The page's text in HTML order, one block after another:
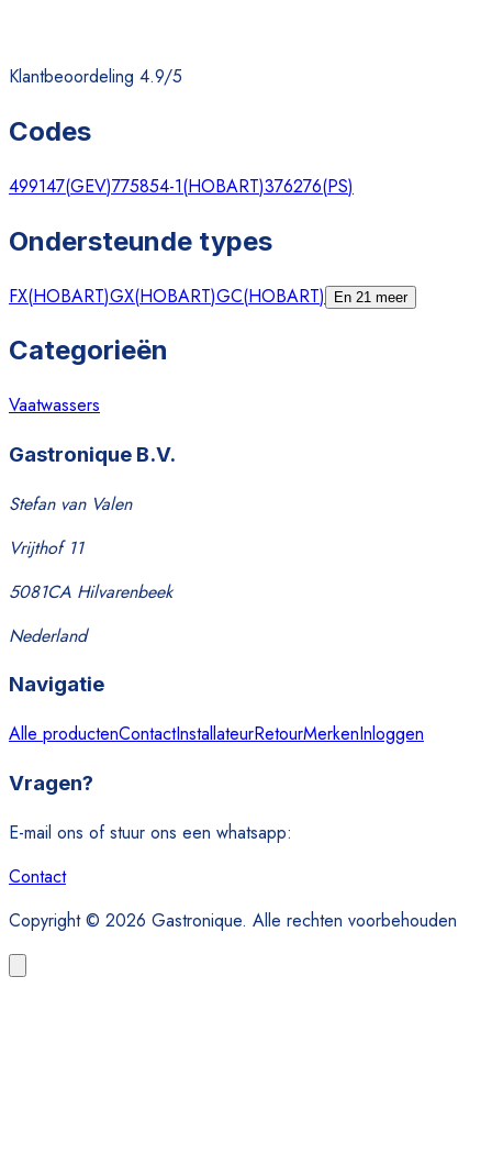
Klantbeoordeling 4.9/5
Codes
499147(GEV)775854-1(HOBART)376276(PS)
Ondersteunde types
FX(HOBART)GX(HOBART)GC(HOBART) En 21 meer
Categorieën
Vaatwassers
Gastronique B.V.
Stefan van Valen
Vrijthof 11
5081CA Hilvarenbeek
Nederland
Navigatie
Alle productenContactInstallateurRetourMerkenInloggen
Vragen?
E-mail ons of stuur ons een whatsapp:
Contact
Copyright © 2026 Gastronique. Alle rechten voorbehouden